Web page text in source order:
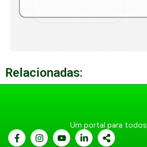
Relacionadas:
Um portal para todos